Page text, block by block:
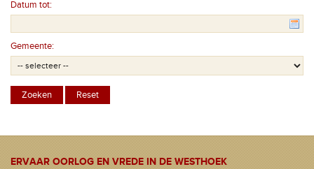
Datum tot:
Gemeente:
ERVAAR OORLOG EN VREDE IN DE WESTHOEK